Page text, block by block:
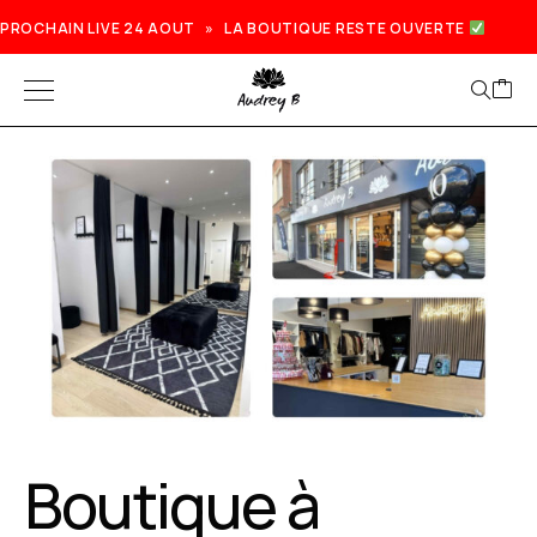
PROCHAIN LIVE 24 AOUT » LA BOUTIQUE RESTE OUVERTE
Prochain live lundi